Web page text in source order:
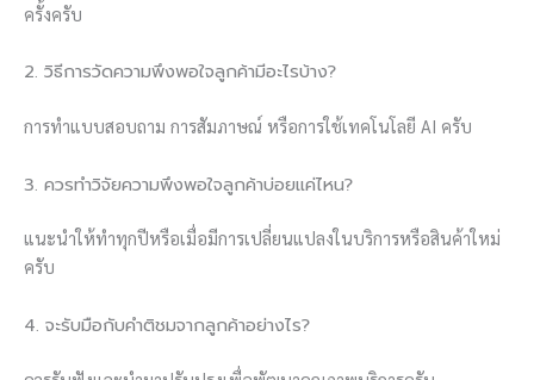
ครั้งครับ
2. วิธีการวัดความพึงพอใจลูกค้ามีอะไรบ้าง?
การทำแบบสอบถาม การสัมภาษณ์ หรือการใช้เทคโนโลยี AI ครับ
3. ควรทำวิจัยความพึงพอใจลูกค้าบ่อยแค่ไหน?
แนะนำให้ทำทุกปีหรือเมื่อมีการเปลี่ยนแปลงในบริการหรือสินค้าใหม่
ครับ
4. จะรับมือกับคำติชมจากลูกค้าอย่างไร?